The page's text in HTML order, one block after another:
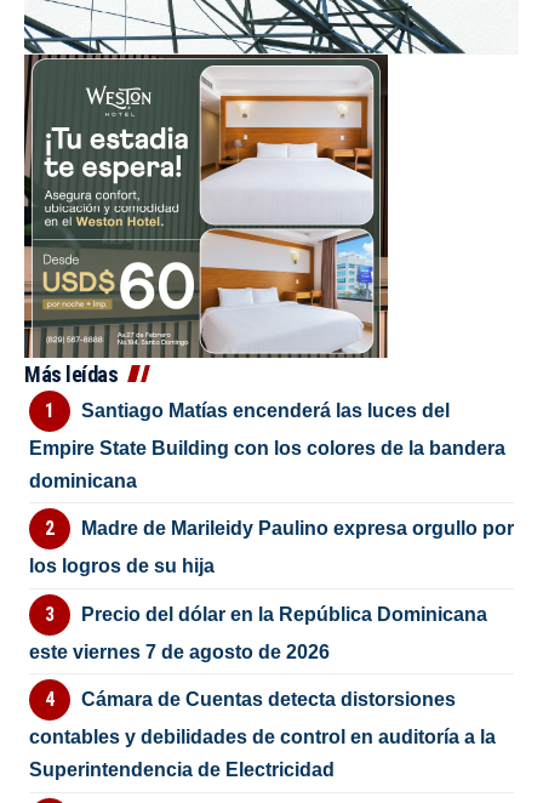
Más leídas
Santiago Matías encenderá las luces del
Empire State Building con los colores de la bandera
dominicana
Madre de Marileidy Paulino expresa orgullo por
los logros de su hija
Precio del dólar en la República Dominicana
este viernes 7 de agosto de 2026
Cámara de Cuentas detecta distorsiones
contables y debilidades de control en auditoría a la
Superintendencia de Electricidad